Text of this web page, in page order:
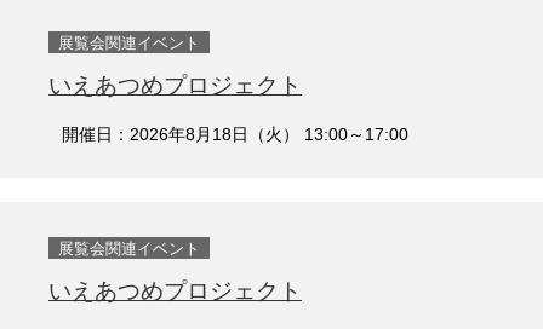
展覧会関連イベント
いえあつめプロジェクト
開催日：2026年8月18日（火） 13:00～17:00
展覧会関連イベント
いえあつめプロジェクト